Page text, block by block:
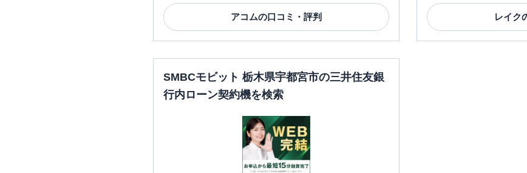
アコムの口コミ・評判 レイク
SMBCモビット 栃木県宇都宮市の三井住友銀
行内ローン契約機を検索